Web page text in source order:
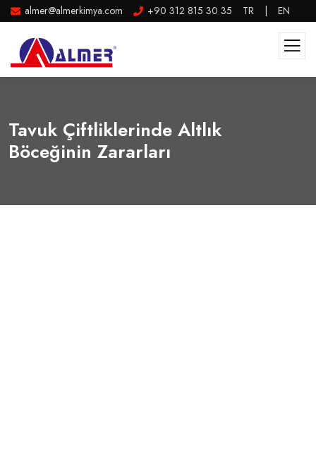
almer@almerkimya.com +90 312 815 30 35 TR EN
Tavuk Çiftliklerinde Altlık
Böceğinin Zararları